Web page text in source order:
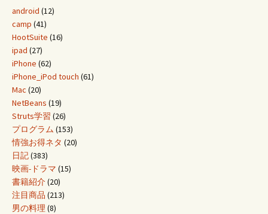
android (12)
camp (41)
HootSuite (16)
ipad (27)
iPhone (62)
iPhone_iPod touch (61)
Mac (20)
NetBeans (19)
Struts学習 (26)
プログラム (153)
情強お得ネタ (20)
日記(383)
映画-ドラマ (15)
書籍紹介(20)
注目商品 (213)
男の料理 (8)